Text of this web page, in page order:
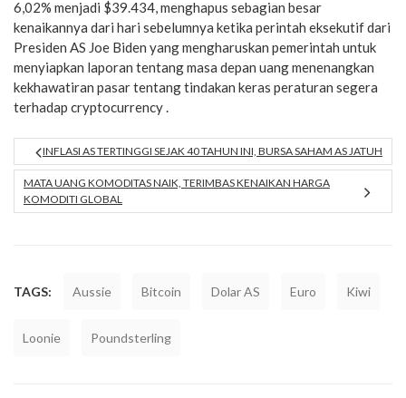
6,02% menjadi $39.434, menghapus sebagian besar
kenaikannya dari hari sebelumnya ketika perintah eksekutif dari
Presiden AS Joe Biden yang mengharuskan pemerintah untuk
menyiapkan laporan tentang masa depan uang menenangkan
kekhawatiran pasar tentang tindakan keras peraturan segera
terhadap cryptocurrency .
INFLASI AS TERTINGGI SEJAK 40 TAHUN INI, BURSA SAHAM AS JATUH
MATA UANG KOMODITAS NAIK, TERIMBAS KENAIKAN HARGA
KOMODITI GLOBAL
TAGS: Aussie Bitcoin Dolar AS Euro Kiwi
Loonie Poundsterling